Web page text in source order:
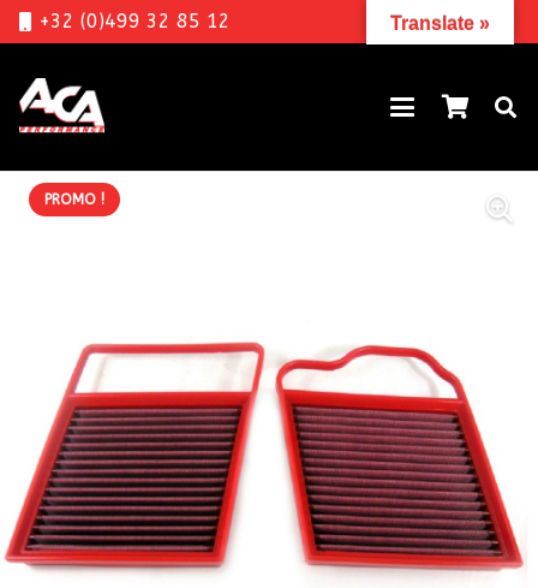
+32 (0)499 32 85 12
PROMO !
Translate »